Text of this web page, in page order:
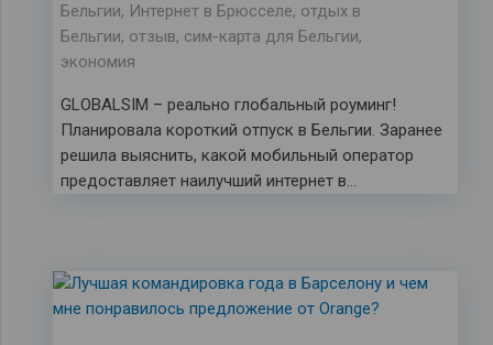
Бельгии, Интернет в Брюсселе, отдых в
Бельгии, отзыв, сим-карта для Бельгии,
экономия
GLOBALSIM – реально глобальный роуминг!
Планировала короткий отпуск в Бельгии. Заранее
решила выяснить, какой мобильный оператор
предоставляет наилучший интернет в…